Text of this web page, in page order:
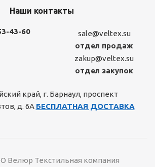
Наши контакты
43-60
sale@veltex.su
отдел продаж
zakup@veltex.su
отдел закупок
край, г. Барнаул, проспект
д. 6А БЕСПЛАТНАЯ ДОСТАВКА
Велюр Текстильная компания